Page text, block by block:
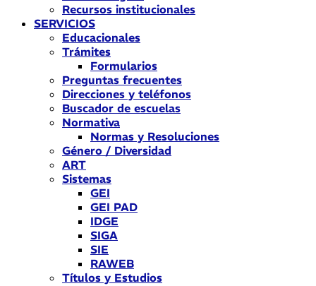
Recursos institucionales
SERVICIOS
Educacionales
Trámites
Formularios
Preguntas frecuentes
Direcciones y teléfonos
Buscador de escuelas
Normativa
Normas y Resoluciones
Género / Diversidad
ART
Sistemas
GEI
GEI PAD
IDGE
SIGA
SIE
RAWEB
Títulos y Estudios